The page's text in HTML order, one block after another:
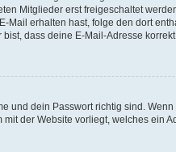
Mitglieder erst freigeschaltet
erhalten hast, folge den dort
dass deine E-Mail-Adresse
und dein Passwort richtig sind.
der Website vorliegt, welches ein